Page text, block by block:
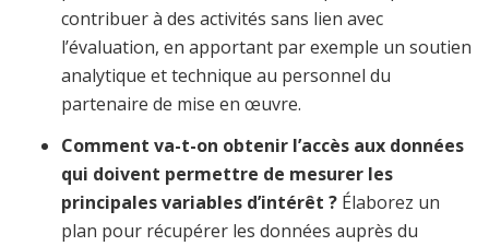
contribuer à des activités sans lien avec
l’évaluation, en apportant par exemple un soutien
analytique et technique au personnel du
partenaire de mise en œuvre.
Comment va-t-on obtenir l’accès aux données
qui doivent permettre de mesurer les
principales variables d’intérêt ? Élaborez un
plan pour récupérer les données auprès du